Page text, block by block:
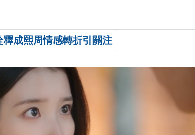
釋成熙周情感轉折引關注